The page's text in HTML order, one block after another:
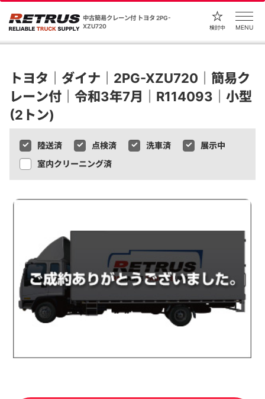
中古簡易クレーン付 トヨタ 2PG-
XZU720
検討中 MENU
トヨタ｜ダイナ｜2PG-XZU720｜簡易ク
レーン付｜令和3年7月｜R114093｜小型
(2トン)
陸送済 点検済 洗車済
展示中
室内クリーニング済